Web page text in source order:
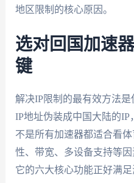
地区限制的核心原因。
选对回国加速
键
解决IP限制的最有效方法
IP地址伪装成中国大陆的
不是所有加速器都适合看
性、带宽、多设备支持等
它的六大核心功能正好满